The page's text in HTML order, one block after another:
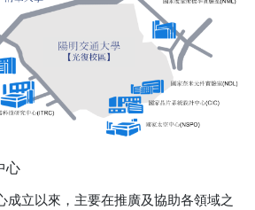
心
成立以來，主要在推廣及協助各領域之